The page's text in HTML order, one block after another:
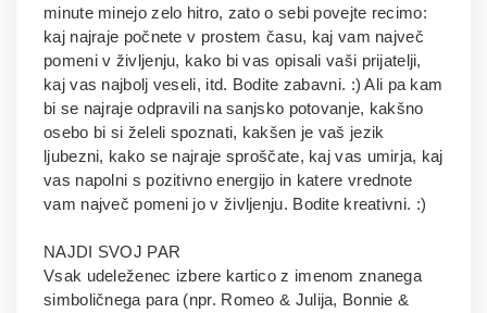
minute minejo zelo hitro, zato o sebi povejte recimo:
kaj najraje počnete v prostem času, kaj vam največ
pomeni v življenju, kako bi vas opisali vaši prijatelji,
kaj vas najbolj veseli, itd. Bodite zabavni. :) Ali pa kam
bi se najraje odpravili na sanjsko potovanje, kakšno
osebo bi si želeli spoznati, kakšen je vaš jezik
ljubezni, kako se najraje sproščate, kaj vas umirja, kaj
vas napolni s pozitivno energijo in katere vrednote
vam največ pomeni jo v življenju. Bodite kreativni. :)
NAJDI SVOJ PAR
Vsak udeleženec izbere kartico z imenom znanega
simboličnega para (npr. Romeo & Julija, Bonnie &